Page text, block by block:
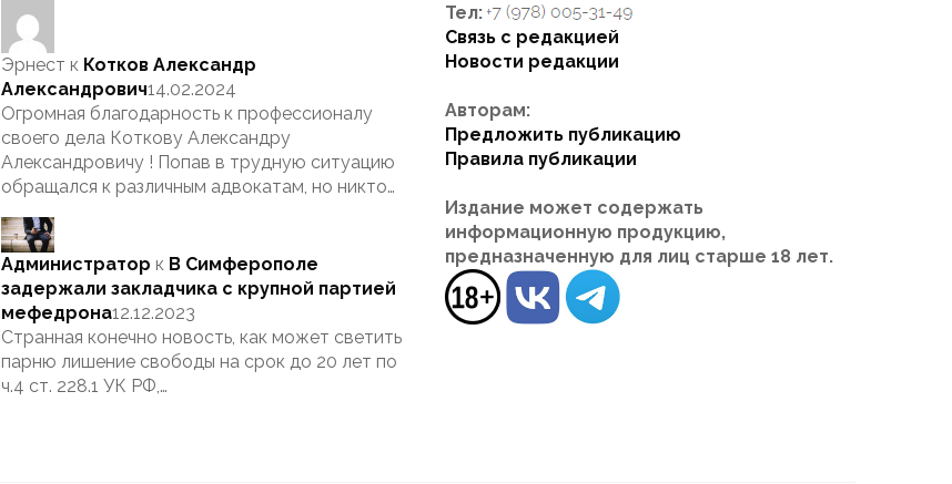
Эрнест к Котков Александр
Александрович14.02.2024
Огромная благодарность к профессионалу
своего дела Коткову Александру
Александровичу ! Попав в трудную ситуацию
обращался к различным адвокатам, но никто…
Администратор к В Симферополе
задержали закладчика с крупной партией
мефедрона12.12.2023
Странная конечно новость, как может светить
парню лишение свободы на срок до 20 лет по
ч.4 ст. 228.1 УК РФ,…
Тел:
Связь с редакцией
Новости редакции
Авторам:
Предложить публикацию
Правила публикации
Издание может содержать
информационную продукцию,
предназначенную для лиц старше 18 лет.